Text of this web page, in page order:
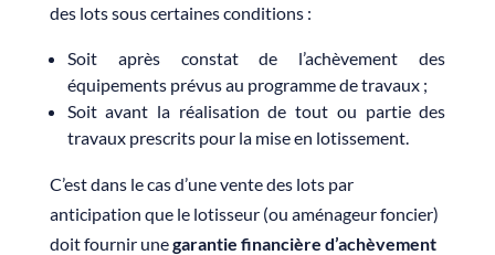
des lots sous certaines conditions :
Soit après constat de l’achèvement des
équipements prévus au programme de travaux ;
Soit avant la réalisation de tout ou partie des
travaux prescrits pour la mise en lotissement.
C’est dans le cas d’une vente des lots par
anticipation que le lotisseur (ou aménageur foncier)
doit fournir unegarantie financière d’achèvement